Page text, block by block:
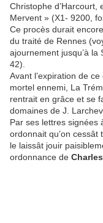
Christophe
Mervent » (X1- 9200,
Ce procès durait
du traité de Rennes
ajournement jusqu’à la
42).
Avant l’expiration de
mortel ennemi, La
rentrait en grâce et se
domaines de J.
Par ses lettres signées
ordonnait qu’on cessât
le laissât jouir
ordonnance de